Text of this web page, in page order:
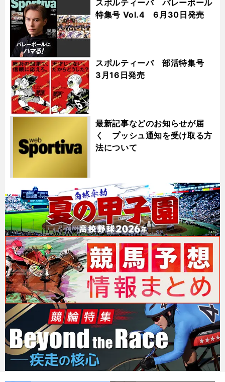
スポルティーバ バレーボール
特集号 Vol.4 6月30日発売
スポルティーバ 部活特集号
3月16日発売
最新記事などのお知らせが届
く プッシュ通知を受け取る方
法について